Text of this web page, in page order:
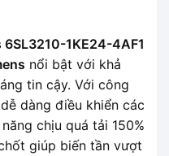
6SL3210-1KE24-4AF1
nổi bật với khả
tin cậy. Với công
dàng điều khiển các
chịu quá tải 150%
giúp biến tần vượt